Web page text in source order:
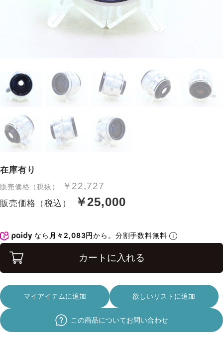
在庫有り
販売価格（税抜） ￥22,727
販売価格（税込） ￥25,000
なら 月々2,083円から。分割手数料無料
カートに入れる
マイアイテムに追加 欲しいリストに追加
この商品についてお問い合わせ